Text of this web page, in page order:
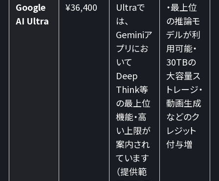
Google
AI Ultra
¥36,400
Ultraで
は、
Geminiア
プリにお
いて
Deep
Think等
の最上位
機能・高
い上限が
案内され
ています
（提供範
・最上位
の推論モ
デルが利
用可能・
30TBの
大容量ス
トレージ・
動画生成
などのク
レジット
付与増